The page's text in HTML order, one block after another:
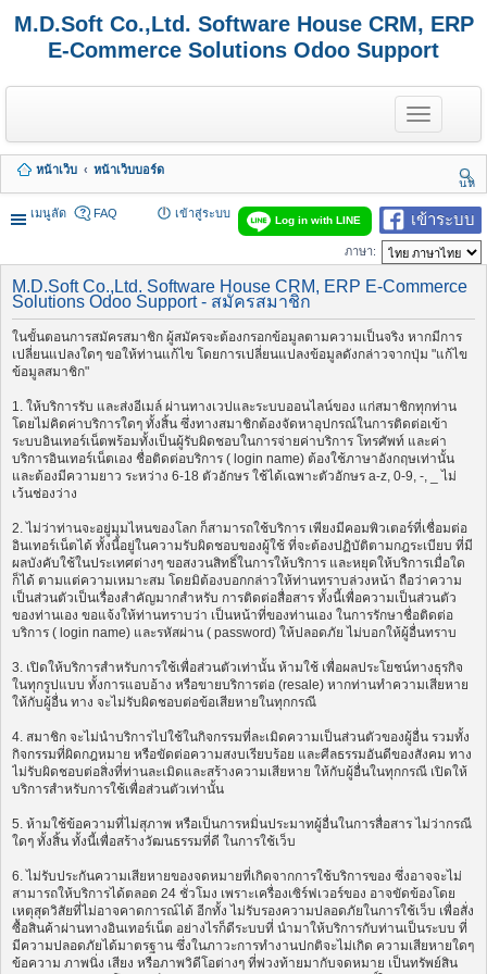
M.D.Soft Co.,Ltd. Software House CRM, ERP
E-Commerce Solutions Odoo Support
T
o
g
e
n
a
v
i
a
o
n
หน้าเว็บ
หน้าเว็บบอร์ด
นห
า
เมนูลัด
เข้าระบบ
Log in with LINE
FAQ เข้าสู่ระบบ
ภาษา:
M.D.Soft Co.,Ltd. Software House CRM, ERP E-Commerce
Solutions Odoo Support - สมัครสมาชิก
ในขั้นตอนการสมัครสมาชิก ผู้สมัครจะต้องกรอกข้อมูลตามความเป็นจริง หากมีการ
เปลี่ยนแปลงใดๆ ขอให้ท่านแก้ไข โดยการเปลี่ยนแปลงข้อมูลดังกล่าวจากปุ่ม "แก้ไข
ข้อมูลสมาชิก"
1. ให้บริการรับ และส่งอีเมล์ ผ่านทางเวปและระบบออนไลน์ของ แก่สมาชิกทุกท่าน
โดยไม่คิดค่าบริการใดๆ ทั้งสิ้น ซึ่งทางสมาชิกต้องจัดหาอุปกรณ์ในการติดต่อเข้า
ระบบอินเทอร์เน็ตพร้อมทั้งเป็นผู้รับผิดชอบในการจ่ายค่าบริการ โทรศัพท์ และค่า
บริการอินเทอร์เน็ตเอง ชื่อติดต่อบริการ ( login name) ต้องใช้ภาษาอังกฤษเท่านั้น
และต้องมีความยาว ระหว่าง 6-18 ตัวอักษร ใช้ได้เฉพาะตัวอักษร a-z, 0-9, -, _ ไม่
เว้นช่องว่าง
2. ไม่ว่าท่านจะอยู่มุมไหนของโลก ก็สามารถใช้บริการ เพียงมีคอมพิวเตอร์ที่เชื่อมต่อ
อินเทอร์เน็ตได้ ทั้งนี้อยู่ในความรับผิดชอบของผู้ใช้ ที่จะต้องปฏิบัติตามกฎระเบียบ ที่มี
ผลบังคับใช้ในประเทศต่างๆ ขอสงวนสิทธิ์ในการให้บริการ และหยุดให้บริการเมื่อใด
ก็ได้ ตามแต่ความเหมาะสม โดยมิต้องบอกกล่าวให้ท่านทราบล่วงหน้า ถือว่าความ
เป็นส่วนตัวเป็นเรื่องสำคัญมากสำหรับ การติดต่อสื่อสาร ทั้งนี้เพื่อความเป็นส่วนตัว
ของท่านเอง ขอแจ้งให้ท่านทราบว่า เป็นหน้าที่ของท่านเอง ในการรักษาชื่อติดต่อ
บริการ ( login name) และรหัสผ่าน ( password) ให้ปลอดภัย ไม่บอกให้ผู้อื่นทราบ
3. เปิดให้บริการสำหรับการใช้เพื่อส่วนตัวเท่านั้น ห้ามใช้ เพื่อผลประโยชน์ทางธุรกิจ
ในทุกรูปแบบ ทั้งการแอบอ้าง หรือขายบริการต่อ (resale) หากท่านทำความเสียหาย
ให้กับผู้อื่น ทาง จะไม่รับผิดชอบต่อข้อเสียหายในทุกกรณี
4. สมาชิก จะไม่นำบริการไปใช้ในกิจกรรมที่ละเมิดความเป็นส่วนตัวของผู้อื่น รวมทั้ง
กิจกรรมที่ผิดกฎหมาย หรือขัดต่อความสงบเรียบร้อย และศีลธรรมอันดีของสังคม ทาง
ไม่รับผิดชอบต่อสิ่งที่ท่านละเมิดและสร้างความเสียหาย ให้กับผู้อื่นในทุกกรณี เปิดให้
บริการสำหรับการใช้เพื่อส่วนตัวเท่านั้น
5. ห้ามใช้ข้อความที่ไม่สุภาพ หรือเป็นการหมิ่นประมาทผู้อื่นในการสื่อสาร ไม่ว่ากรณี
ใดๆ ทั้งสิ้น ทั้งนี้เพื่อสร้างวัฒนธรรมที่ดี ในการใช้เว็บ
6. ไม่รับประกันความเสียหายของจดหมายที่เกิดจากการใช้บริการของ ซึ่งอาจจะไม่
สามารถให้บริการได้ตลอด 24 ชั่วโมง เพราะเครื่องเซิร์ฟเวอร์ของ อาจขัดข้องโดย
เหตุสุดวิสัยที่ไม่อาจคาดการณ์ได้ อีกทั้ง ไม่รับรองความปลอดภัยในการใช้เว็บ เพื่อสั่ง
ซื้อสินค้าผ่านทางอินเทอร์เน็ต อย่างไรก็ดีระบบที่ นำมาให้บริการกับท่านเป็นระบบ ที่
มีความปลอดภัยได้มาตรฐาน ซึ่งในภาวะการทำงานปกติจะไม่เกิด ความเสียหายใดๆ
ข้อความ ภาพนิ่ง เสียง หรือภาพวิดีโอต่างๆ ที่พ่วงท้ายมากับจดหมาย เป็นทรัพย์สิน